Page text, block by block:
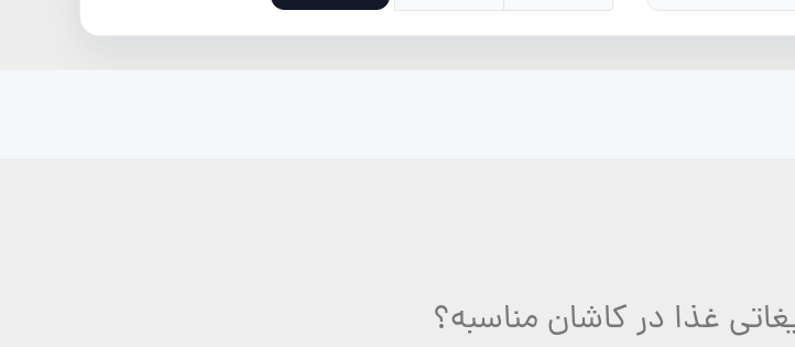
غذا در کاشان مناسبه؟